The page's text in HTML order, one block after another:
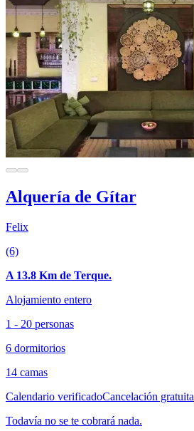
Alquería de Gítar
Felix
(6)
A 13.8 Km de Terque.
Alojamiento entero
1 - 20 personas
6 dormitorios
14 camas
Calendario verificadoCancelación gratuita
Todavía no se te cobrará nada.